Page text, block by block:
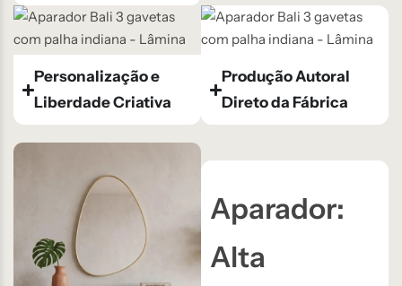
Personalização e
Liberdade Criativa
Produção Autoral
Direto da Fábrica
Aparador:
Alta